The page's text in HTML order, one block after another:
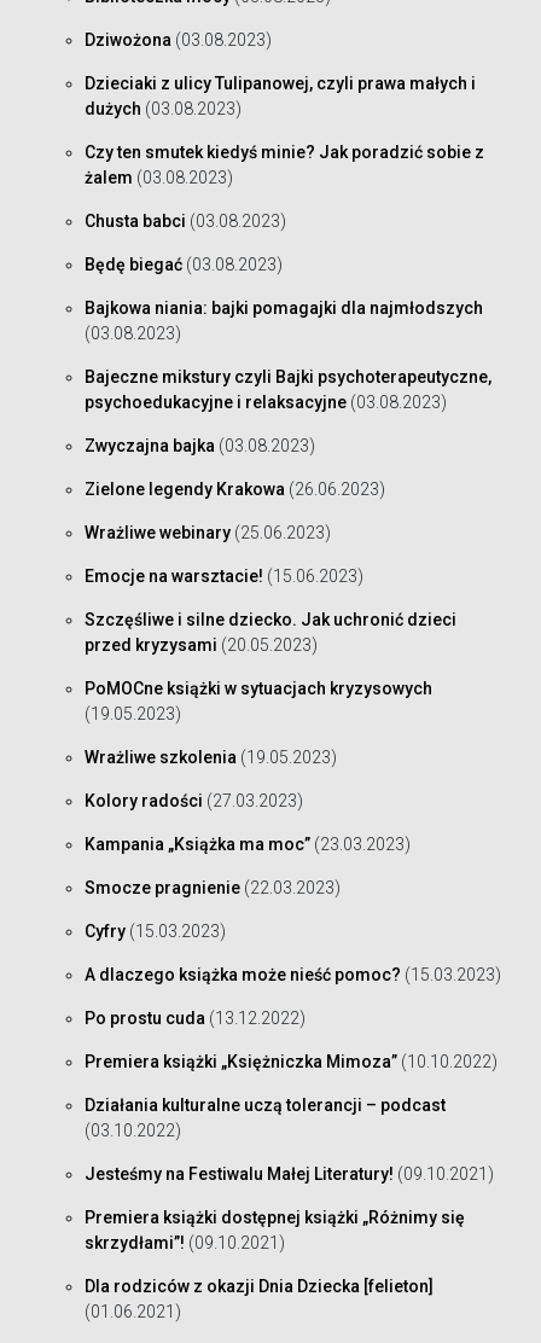
Dziwożona (03.08.2023)
Dzieciaki z ulicy Tulipanowej, czyli prawa małych i
dużych (03.08.2023)
Czy ten smutek kiedyś minie? Jak poradzić sobie z
żalem (03.08.2023)
Chusta babci (03.08.2023)
Będę biegać (03.08.2023)
Bajkowa niania: bajki pomagajki dla najmłodszych
(03.08.2023)
Bajeczne mikstury czyli Bajki psychoterapeutyczne,
psychoedukacyjne i relaksacyjne (03.08.2023)
Zwyczajna bajka (03.08.2023)
Zielone legendy Krakowa (26.06.2023)
Wrażliwe webinary (25.06.2023)
Emocje na warsztacie! (15.06.2023)
Szczęśliwe i silne dziecko. Jak uchronić dzieci
przed kryzysami (20.05.2023)
PoMOCne książki w sytuacjach kryzysowych
(19.05.2023)
Wrażliwe szkolenia (19.05.2023)
Kolory radości (27.03.2023)
Kampania „Książka ma moc” (23.03.2023)
Smocze pragnienie (22.03.2023)
Cyfry (15.03.2023)
A dlaczego książka może nieść pomoc? (15.03.2023)
Po prostu cuda (13.12.2022)
Premiera książki „Księżniczka Mimoza” (10.10.2022)
Działania kulturalne uczą tolerancji – podcast
(03.10.2022)
Jesteśmy na Festiwalu Małej Literatury! (09.10.2021)
Premiera książki dostępnej książki „Różnimy się
skrzydłami”! (09.10.2021)
Dla rodziców z okazji Dnia Dziecka [felieton]
(01.06.2021)